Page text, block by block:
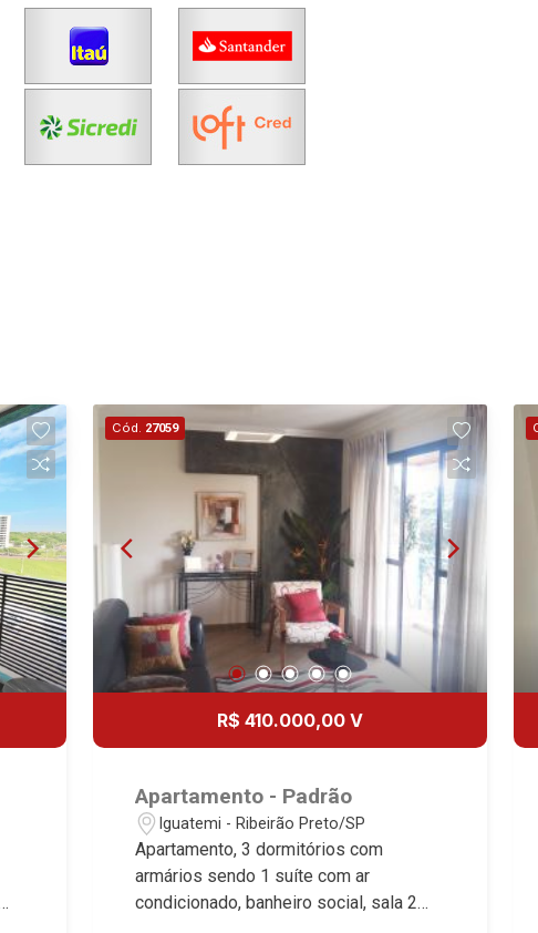
Cód. 27059
R$ 410.000,00 V
Apartamento - Padrão
Iguatemi - Ribeirão Preto/SP
Apartamento, 3 dormitórios com
armários sendo 1 suíte com ar
condicionado, banheiro social, sala 2